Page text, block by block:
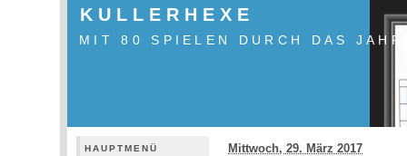
KULLERHEXE
MIT 80 SPIELEN DURCH DAS JAHR
HAUPTMENÜ Mittwoch, 29. März 2017